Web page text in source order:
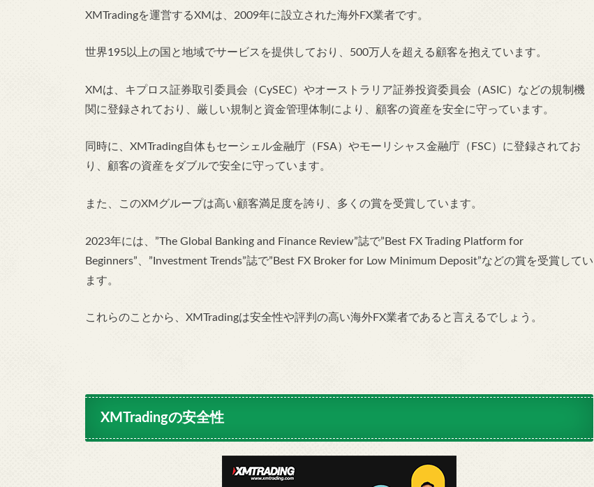
XMTradingを運営するXMは、2009年に設立された海外FX業者です。
世界195以上の国と地域でサービスを提供しており、500万人を超える顧客を抱えています。
XMは、キプロス証券取引委員会（CySEC）やオーストラリア証券投資委員会（ASIC）などの規制機
関に登録されており、厳しい規制と資金管理体制により、顧客の資産を安全に守っています。
同時に、XMTrading自体もセーシェル金融庁（FSA）やモーリシャス金融庁（FSC）に登録されてお
り、顧客の資産をダブルで安全に守っています。
また、このXMグループは高い顧客満足度を誇り、多くの賞を受賞しています。
2023年には、”The Global Banking and Finance Review”誌で”Best FX Trading Platform for
Beginners”、”Investment Trends”誌で”Best FX Broker for Low Minimum Deposit”などの賞を受賞してい
ます。
これらのことから、XMTradingは安全性や評判の高い海外FX業者であると言えるでしょう。
XMTradingの安全性